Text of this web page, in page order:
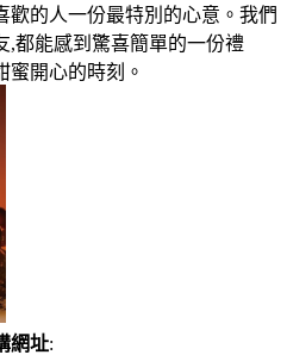
歡的人一份最特別的心意。我們
,都能感到驚喜簡單的一份禮
蜜開心的時刻。
網址: